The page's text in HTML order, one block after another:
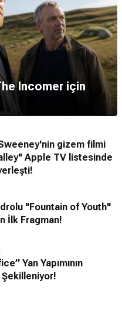
Incomer için
gizem filmi
Apple TV listesinde
"Fountain of Youth"
İlk Fragman!
Yan Yapımının
Şekilleniyor!